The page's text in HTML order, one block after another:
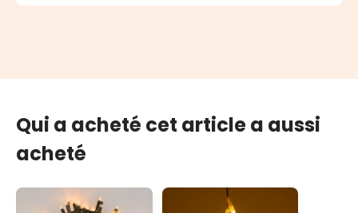
Qui a acheté cet article a aussi
acheté